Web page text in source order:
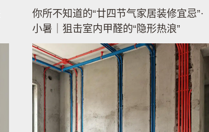
你所不知道的“廿四节气家居装修宜忌”·
小暑｜狙击室内甲醛的“隐形热浪”